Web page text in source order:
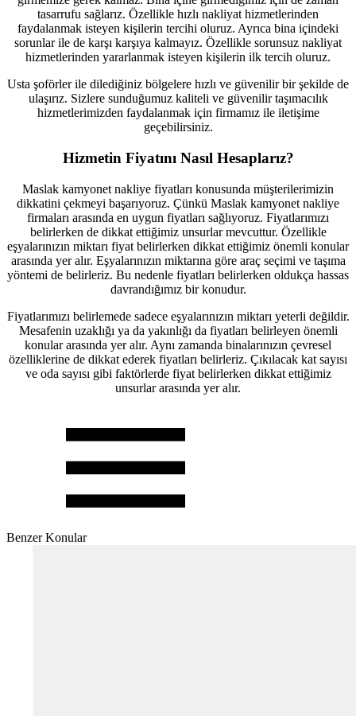
tasarrufu sağlarız. Özellikle hızlı nakliyat hizmetlerinden
faydalanmak isteyen kişilerin tercihi oluruz. Ayrıca bina içindeki
sorunlar ile de karşı karşıya kalmayız. Özellikle sorunsuz nakliyat
hizmetlerinden yararlanmak isteyen kişilerin ilk tercih oluruz.
Usta şoförler ile dilediğiniz bölgelere hızlı ve güvenilir bir şekilde de
ulaşırız. Sizlere sunduğumuz kaliteli ve güvenilir taşımacılık
hizmetlerimizden faydalanmak için firmamız ile iletişime
geçebilirsiniz.
Hizmetin Fiyatını Nasıl Hesaplarız?
Maslak kamyonet nakliye fiyatları konusunda müşterilerimizin
dikkatini çekmeyi başarıyoruz. Çünkü Maslak kamyonet nakliye
firmaları arasında en uygun fiyatları sağlıyoruz. Fiyatlarımızı
belirlerken de dikkat ettiğimiz unsurlar mevcuttur. Özellikle
eşyalarınızın miktarı fiyat belirlerken dikkat ettiğimiz önemli konular
arasında yer alır. Eşyalarınızın miktarına göre araç seçimi ve taşıma
yöntemi de belirleriz. Bu nedenle fiyatları belirlerken oldukça hassas
davrandığımız bir konudur.
Fiyatlarımızı belirlemede sadece eşyalarınızın miktarı yeterli değildir.
Mesafenin uzaklığı ya da yakınlığı da fiyatları belirleyen önemli
konular arasında yer alır. Aynı zamanda binalarınızın çevresel
özelliklerine de dikkat ederek fiyatları belirleriz. Çıkılacak kat sayısı
ve oda sayısı gibi faktörlerde fiyat belirlerken dikkat ettiğimiz
unsurlar arasında yer alır.
Benzer Konular